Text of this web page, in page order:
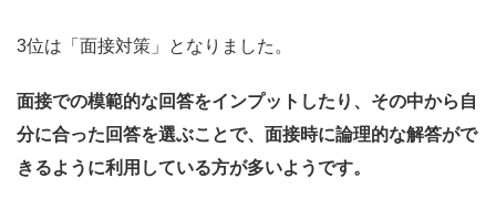
3位は「面接対策」となりました。
面接での模範的な回答をインプットしたり、その中から自
分に合った回答を選ぶことで、面接時に論理的な解答がで
きるように利用している方が多いようです。